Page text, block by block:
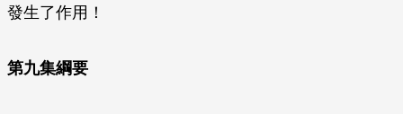
發生了作用！
第九集綱要